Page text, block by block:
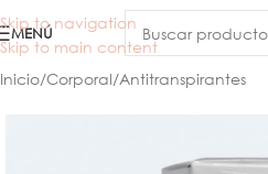
Skip to navigation
Skip to main content
MENÚ
Inicio/Corporal/Antitranspirantes